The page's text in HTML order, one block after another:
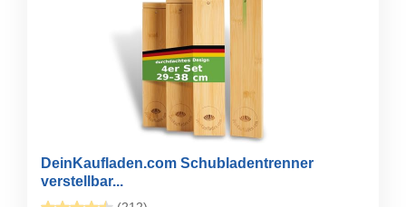
DeinKaufladen.com Schubladentrenner
verstellbar...